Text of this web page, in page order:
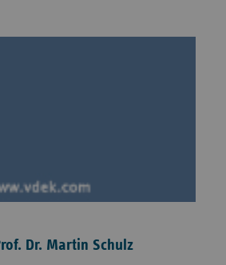
Dr. Martin Schulz